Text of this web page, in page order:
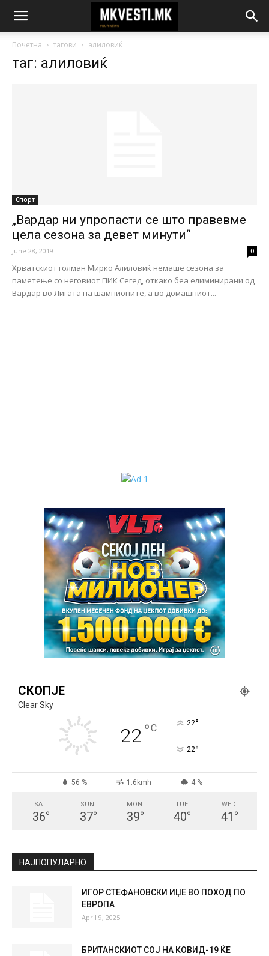
Почетна тагови алиловиќ
таг: алиловиќ
Спорт
„Вардар ни упропасти се што правевме
цела сезона за девет минути“
June 28, 2019 0
Хрватскиот голман Мирко Алиловиќ немаше сезона за
паметење со неговиот ПИК Сегед, откако беа елиминирани од
Вардар во Лигата на шампионите, а во домашниот...
СКОПЈЕ
Clear Sky
22°C 22°
22°
56 % 1.6kmh 4 %
SAT
36°
SUN
37°
MON
39°
TUE
40°
WED
41 °
НАЈПОПУЛАРНО
ИГОР СТЕФАНОВСКИ ИЏЕ ВО ПОХОД ПО
ЕВРОПА
April 9, 2025
БРИТАНСКИОТ СОЈ НА КОВИД-19 ЌЕ